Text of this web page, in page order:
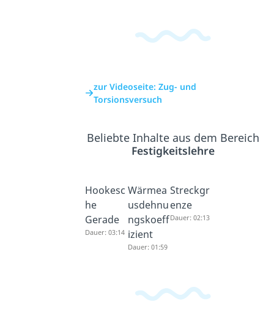
zur Videoseite: Zug- und
Torsionsversuch
Beliebte Inhalte aus dem Bereich
Festigkeitslehre
Hookesc
he
Gerade
Dauer: 03:14
Wärmea
usdehnu
ngskoeff
izient
Dauer: 01:59
Streckgr
enze
Dauer: 02:13